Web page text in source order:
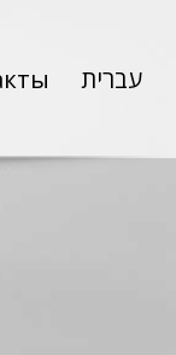
עברית